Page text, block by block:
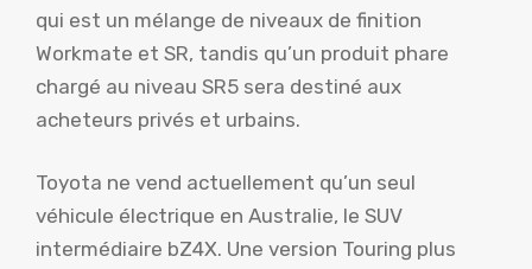
qui est un mélange de niveaux de finition
Workmate et SR, tandis qu’un produit phare
chargé au niveau SR5 sera destiné aux
acheteurs privés et urbains.
Toyota ne vend actuellement qu’un seul
véhicule électrique en Australie, le SUV
intermédiaire bZ4X. Une version Touring plus